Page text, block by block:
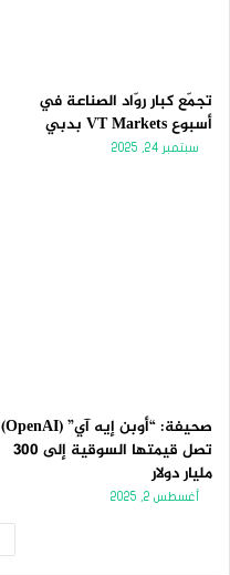
تجمّع كبار روّاد الصناعة في
أسبوع VT Markets بدبي
سبتمبر 24, 2025
صحيفة: “أوبن إيه آي” (OpenAI)
تصل قيمتها السوقية إلى 300
مليار دولار
أغسطس 2, 2025